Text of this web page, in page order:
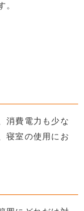
。
消費電力も少な
寝室の使用にお